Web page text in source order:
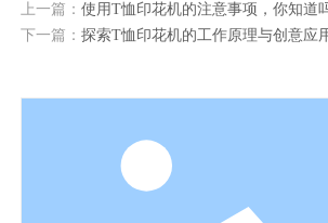
上一篇：使用T恤印花机的注意事项，你知道
下一篇：探索T恤印花机的工作原理与创意应